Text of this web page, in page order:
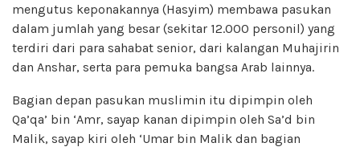
mengutus keponakannya (Hasyim) membawa pasukan
dalam jumlah yang besar (sekitar 12.000 personil) yang
terdiri dari para sahabat senior, dari kalangan Muhajirin
dan Anshar, serta para pemuka bangsa Arab lainnya.
Bagian depan pasukan muslimin itu dipimpin oleh
Qa’qa’ bin ‘Amr, sayap kanan dipimpin oleh Sa’d bin
Malik, sayap kiri oleh ‘Umar bin Malik dan bagian